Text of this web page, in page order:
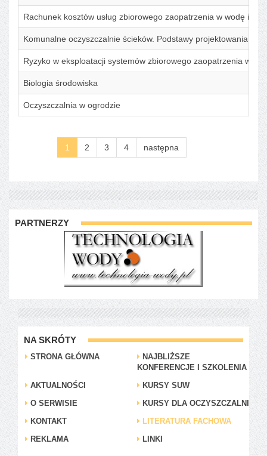
Rachunek kosztów usług zbiorowego zaopatrzenia w wodę i
Komunalne oczyszczalnie ścieków. Podstawy projektowania i
Ryzyko w eksploatacji systemów zbiorowego zaopatrzenia w
Biologia środowiska
Oczyszczalnia w ogrodzie
1 2 3 4 następna
PARTNERZY
NA SKRÓTY
STRONA GŁÓWNA
NAJBLIŻSZE
KONFERENCJE I SZKOLENIA
AKTUALNOŚCI
KURSY SUW
O SERWISIE
KURSY DLA OCZYSZCZALNI
KONTAKT
LITERATURA FACHOWA
REKLAMA
LINKI